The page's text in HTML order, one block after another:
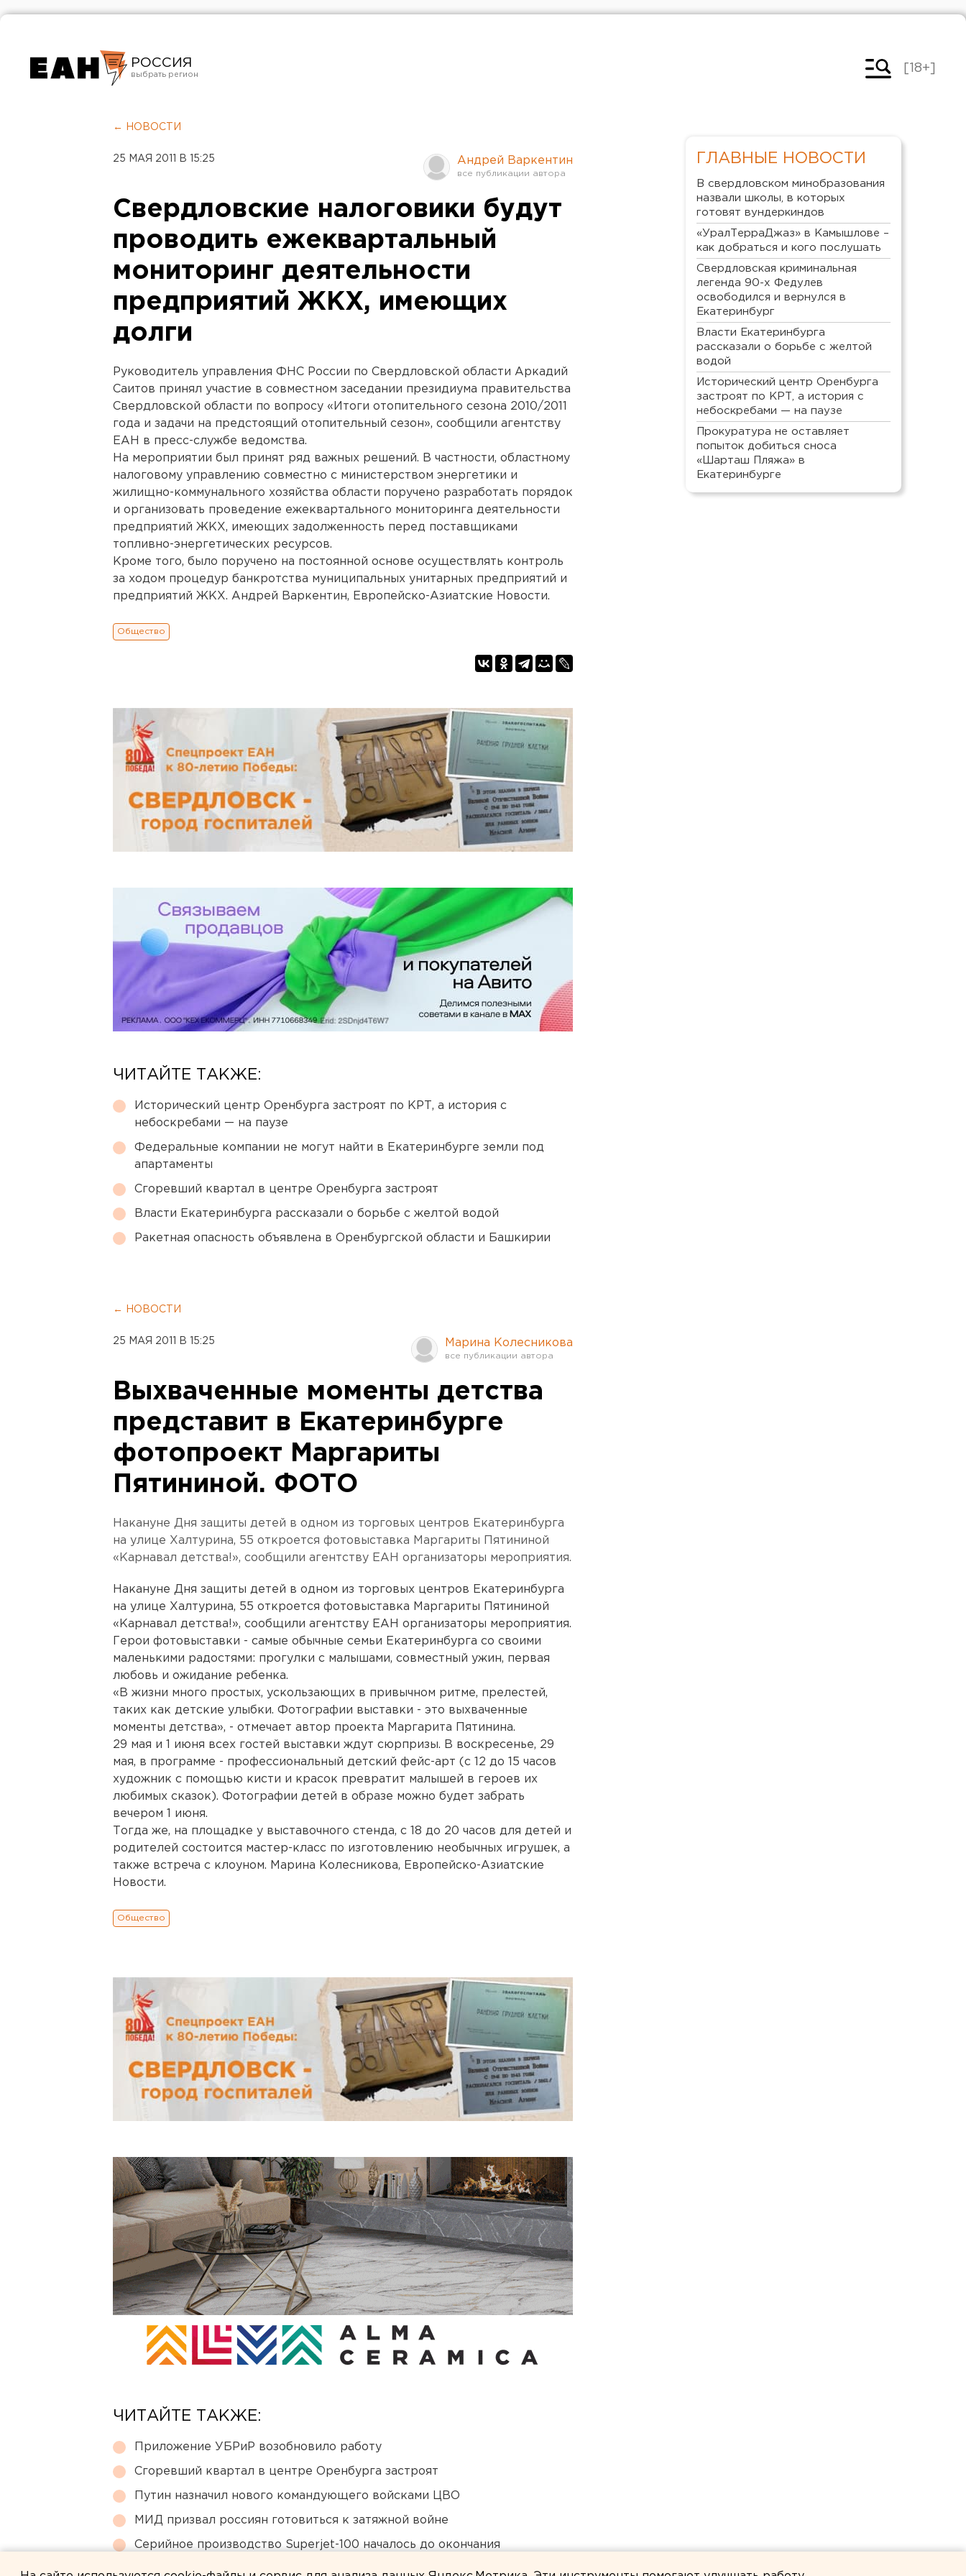
РОССИЯ
Челябинск
[18+]
← НОВОСТИ
25 МАЯ 2011 В 15:25 Андрей Варкентин
Свердловские налоговики будут
проводить ежеквартальный
мониторинг деятельности
предприятий ЖКХ, имеющих
долги
Руководитель управления ФНС России по Свердловской области Аркадий
Саитов принял участие в совместном заседании президиума правительства
Свердловской области по вопросу «Итоги отопительного сезона 2010/2011
года и задачи на предстоящий отопительный сезон», сообщили агентству
ЕАН в пресс-службе ведомства.
На мероприятии был принят ряд важных решений. В частности, областному
налоговому управлению совместно с министерством энергетики и
жилищно-коммунального хозяйства области поручено разработать порядок
и организовать проведение ежеквартального мониторинга деятельности
предприятий ЖКХ, имеющих задолженность перед поставщиками
топливно-энергетических ресурсов.
Кроме того, было поручено на постоянной основе осуществлять контроль
за ходом процедур банкротства муниципальных унитарных предприятий и
предприятий ЖКХ. Андрей Варкентин, Европейско-Азиатские Новости.
Общество
ЧИТАЙТЕ ТАКЖЕ:
Исторический центр Оренбурга застроят по КРТ, а история с
небоскребами — на паузе
Федеральные компании не могут найти в Екатеринбурге земли под
апартаменты
Сгоревший квартал в центре Оренбурга застроят
Власти Екатеринбурга рассказали о борьбе с желтой водой
Ракетная опасность объявлена в Оренбургской области и Башкирии
← НОВОСТИ
25 МАЯ 2011 В 15:25 Марина Колесникова
Выхваченные моменты детства
представит в Екатеринбурге
фотопроект Маргариты
Пятининой. ФОТО
Накануне Дня защиты детей в одном из торговых центров Екатеринбурга
на улице Халтурина, 55 откроется фотовыставка Маргариты Пятининой
«Карнавал детства!», сообщили агентству ЕАН организаторы мероприятия.
Накануне Дня защиты детей в одном из торговых центров Екатеринбурга
на улице Халтурина, 55 откроется фотовыставка Маргариты Пятининой
«Карнавал детства!», сообщили агентству ЕАН организаторы мероприятия.
Герои фотовыставки - самые обычные семьи Екатеринбурга со своими
маленькими радостями: прогулки с малышами, совместный ужин, первая
любовь и ожидание ребенка.
«В жизни много простых, ускользающих в привычном ритме, прелестей,
таких как детские улыбки. Фотографии выставки - это выхваченные
моменты детства», - отмечает автор проекта Маргарита Пятинина.
29 мая и 1 июня всех гостей выставки ждут сюрпризы. В воскресенье, 29
мая, в программе - профессиональный детский фейс-арт (с 12 до 15 часов
художник с помощью кисти и красок превратит малышей в героев их
любимых сказок). Фотографии детей в образе можно будет забрать
вечером 1 июня.
Тогда же, на площадке у выставочного стенда, с 18 до 20 часов для детей и
родителей состоится мастер-класс по изготовлению необычных игрушек, а
также встреча с клоуном. Марина Колесникова, Европейско-Азиатские
Новости.
Общество
ЧИТАЙТЕ ТАКЖЕ:
Приложение УБРиР возобновило работу
Сгоревший квартал в центре Оренбурга застроят
Путин назначил нового командующего войсками ЦВО
МИД призвал россиян готовиться к затяжной войне
Серийное производство Superjet-100 началось до окончания
ГЛАВНЫЕ НОВОСТИ
В свердловском минобразования
назвали школы, в которых
готовят вундеркиндов
«УралТерраДжаз» в Камышлове –
как добраться и кого послушать
Свердловская криминальная
легенда 90-х Федулев
освободился и вернулся в
Екатеринбург
Власти Екатеринбурга
рассказали о борьбе с желтой
водой
Исторический центр Оренбурга
застроят по КРТ, а история с
небоскребами — на паузе
Прокуратура не оставляет
попыток добиться сноса
«Шарташ Пляжа» в
Екатеринбурге